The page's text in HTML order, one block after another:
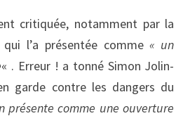
critiquée, notamment par la
qui l’a présentée comme« un
« . Erreur ! a tonné Simon Jolin-
garde contre les dangers du
présente comme une ouverture